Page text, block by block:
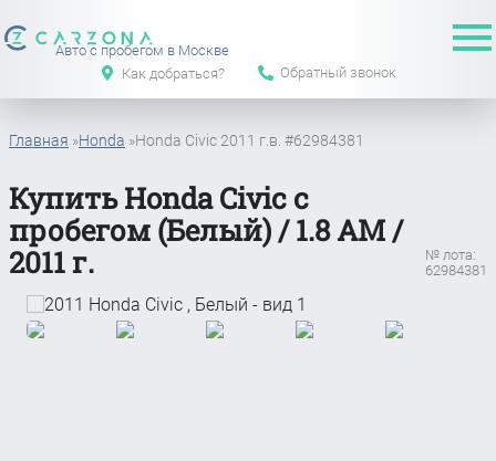
Авто с пробегом в Москве
Как добраться?
Обратный звонок
Главная »Honda »Honda Civic 2011 г.в. #62984381
Купить Honda Civic с
пробегом (Белый) / 1.8 АМ /
2011 г.
№ лота:
62984381